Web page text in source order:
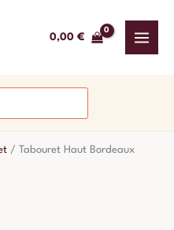
0,00 €
/ Tabouret Haut Bordeaux